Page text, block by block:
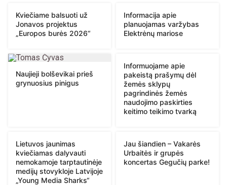
Kviečiame balsuoti už
Jonavos projektus
„Europos burės 2026“
Informacija apie
planuojamas varžybas
Elektrėnų mariose
Naujieji bolševikai prieš
grynuosius pinigus
Informuojame apie
pakeistą prašymų dėl
žemės sklypų
pagrindinės žemės
naudojimo paskirties
keitimo teikimo tvarką
Lietuvos jaunimas
kviečiamas dalyvauti
nemokamoje tarptautinėje
medijų stovykloje Latvijoje
„Young Media Sharks“
Jau šiandien – Vakarės
Urbaitės ir grupės
koncertas Gegučių parke!